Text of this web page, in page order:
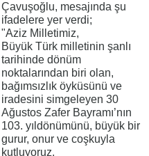
Çavuşoğlu, mesajında şu
ifadelere yer verdi;
"Aziz Milletimiz,
Büyük Türk milletinin şanlı
tarihinde dönüm
noktalarından biri olan,
bağımsızlık öyküsünü ve
iradesini simgeleyen 30
Ağustos Zafer Bayramı’nın
103. yıldönümünü, büyük bir
gurur, onur ve coşkuyla
kutluyoruz.